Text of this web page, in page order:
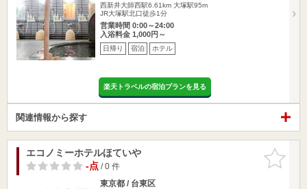
西新井大師西駅6.61km 大塚駅95m
JR大塚駅北口徒歩1分
営業時間 0:00～24:00
入浴料金 1,000円～
日帰り 宿泊 ホテル
楽天トラベルの宿泊プランを見る
関連情報から探す
お気に入
りに追加
エコノミーホテルほていや
-点/ 0 件
東京都 / 台東区